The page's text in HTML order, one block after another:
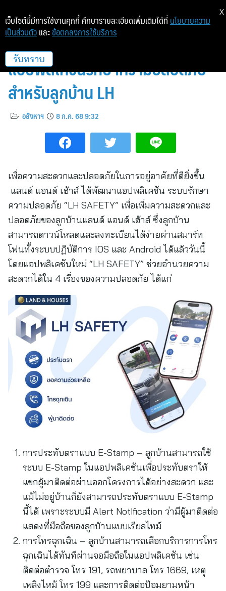
บริการใหม่ LH SAFETY
แอปพลิเคชันรักษาความปลอดภัย
สำหรับลูกบ้าน LH
อสังหาฯ 8 ก.ค. 68 9:32
เพื่อความสะดวกและปลอดภัยในการอยู่อาศัยที่ดียิ่งขึ้น
แลนด์ แอนด์ เฮ้าส์ ได้พัฒนาแอปพลิเคชัน ระบบรักษา
ความปลอดภัย “LH SAFETY” เพื่อเพิ่มความสะดวกและ
ปลอดภัยของลูกบ้านแลนด์ แอนด์ เฮ้าส์ ซึ่งลูกบ้าน
สามารถดาวน์โหลดและลงทะเบียนได้ง่ายผ่านสมาร์ท
โฟนทั้งระบบปฏิบัติการ IOS และ Android ได้แล้ววันนี้
โดยแอปพลิเคชันใหม่ “LH SAFETY” ช่วยอำนวยความ
สะดวกได้ใน 4 เรื่องของความปลอดภัย ได้แก่
การประทับตราแบบ E-Stamp – ลูกบ้านสามารถใช้
ระบบ E-Stamp ในแอปพลิเคชันเพื่อประทับตราให้
แขกผู้มาติดต่อผ่านออกโครงการได้อย่างสะดวก และ
แม้ไม่อยู่บ้านก็ยังสามารถประทับตราแบบ E-Stamp
นี้ได้ เพราะระบบมี Alert Notification ว่ามีผู้มาติดต่อ
แสดงที่มือถือของลูกบ้านแบบเรียลไทม์
การโทรฉุกเฉิน – ลูกบ้านสามารถเลือกบริการการโทร
ฉุกเฉินได้ทันทีผ่านจอมือถือในแอปพลิเคชัน เช่น
ติดต่อตำรวจ โทร 191, รถพยาบาล โทร 1669, เหตุ
เพลิงไหม้ โทร 199 และการติดต่อป้อมยามหน้า
เว็บไซต์นี้มีการใช้งานคุกกี้ ศึกษารายละเอียดเพิ่มเติมได้ที่ นโยบายความ
เป็นส่วนตัว และ ข้อตกลงการใช้บริการ
รับทราบ
X